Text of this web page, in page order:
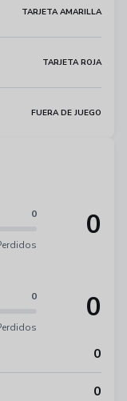
TARJETA AMARILLA
TARJETA ROJA
FUERA DE JUEGO
0 0
0 0
0
0